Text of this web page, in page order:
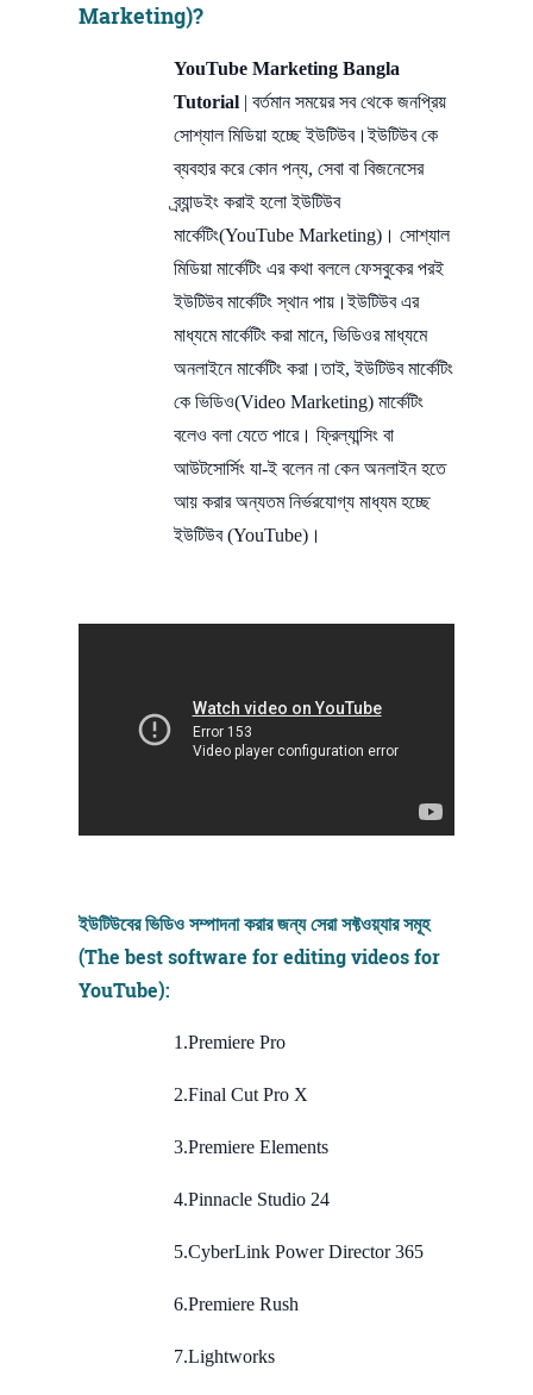
Marketing)?
YouTube Marketing Bangla
Tutorial | বর্তমান সময়ের সব থেকে জনপ্রিয়
সোশ্যাল মিডিয়া হচ্ছে ইউটিউব।ইউটিউব কে
ব্যবহার করে কোন পন্য, সেবা বা বিজনেসের
ব্র্যান্ডইং করাই হলো ইউটিউব
মার্কেটিং(YouTube Marketing)। সোশ্যাল
মিডিয়া মার্কেটিং এর কথা বললে ফেসবুকের পরই
ইউটিউব মার্কেটিং স্থান পায়।ইউটিউব এর
মাধ্যমে মার্কেটিং করা মানে, ভিডিওর মাধ্যমে
অনলাইনে মার্কেটিং করা।তাই, ইউটিউব মার্কেটিং
কে ভিডিও(Video Marketing) মার্কেটিং
বলেও বলা যেতে পারে। ফ্রিল্যান্সিং বা
আউটসোর্সিং যা-ই বলেন না কেন অনলাইন হতে
আয় করার অন্যতম নির্ভরযোগ্য মাধ্যম হচ্ছে
ইউটিউব (YouTube)।
ইউটিউবের ভিডিও সম্পাদনা করার জন্য সেরা সফ্টওয়্যার সমূহ
(The best software for editing videos for
YouTube):
1.Premiere Pro
2.Final Cut Pro X
3.Premiere Elements
4.Pinnacle Studio 24
5.CyberLink Power Director 365
6.Premiere Rush
7.Lightworks